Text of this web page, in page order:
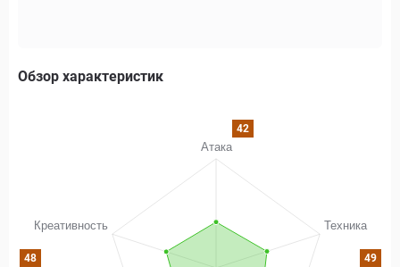
Обзор характеристик
42
48 49